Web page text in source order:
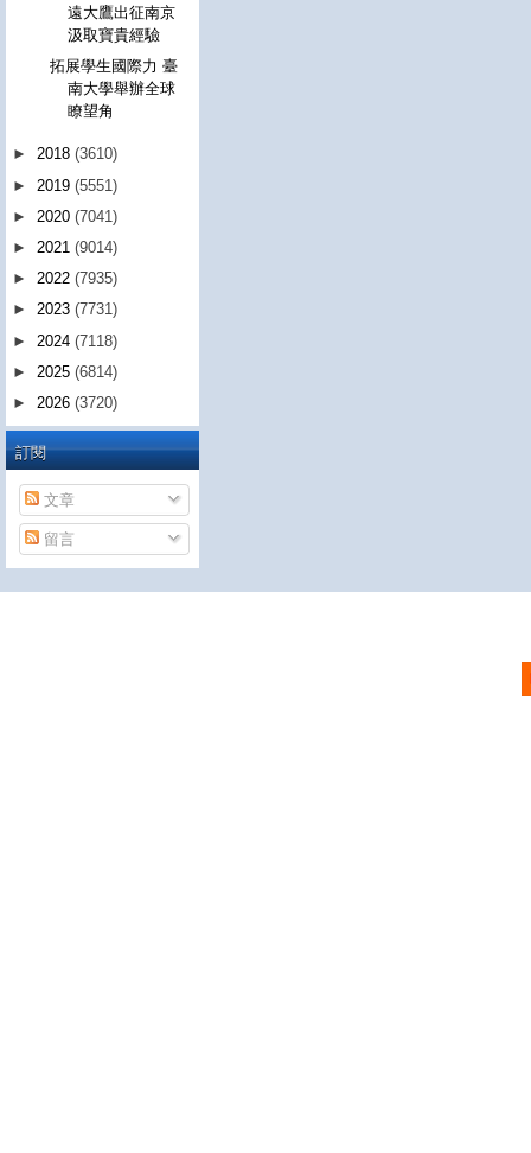
遠大鷹出征南京
汲取寶貴經驗
拓展學生國際力 臺
南大學舉辦全球
瞭望角
► 2018 (3610)
► 2019 (5551)
► 2020 (7041)
► 2021 (9014)
► 2022 (7935)
► 2023 (7731)
► 2024 (7118)
► 2025 (6814)
► 2026 (3720)
訂閱
文章
留言